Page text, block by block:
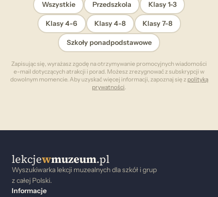
Wszystkie Przedszkola Klasy 1-3
Klasy 4-6 Klasy 4-8 Klasy 7-8
Szkoły ponadpodstawowe
Zapisując się, wyrażasz zgodę na otrzymywanie promocyjnych wiadomości
e-mail dotyczących atrakcji i porad. Możesz zrezygnować z subskrypcji w
dowolnym momencie. Aby uzyskać więcej informacji, zapoznaj się z polityką
prywatności
lekcjewmuzeum.pl
Wyszukiwarka lekcji muzealnych dla szkół i grup
z całej Polski.
Informacje